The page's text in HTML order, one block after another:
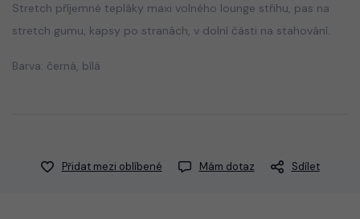
Stretch příjemné tepláky maxi volného lounge střihu, pas na
stretch gumu, kapsy po stranách, v dolní části na stahování.
Barva: černá, bílá
Přidat mezi oblíbené Mám dotaz Sdílet